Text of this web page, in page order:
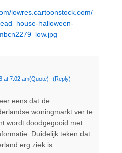
lowres.cartoonstock.com/
halloween-
at 7:02 am(Quote) (Reply)
eens dat de
woningmarkt ver te
wordt doodgegooid met
Duidelijk teken dat
erg ziek is.